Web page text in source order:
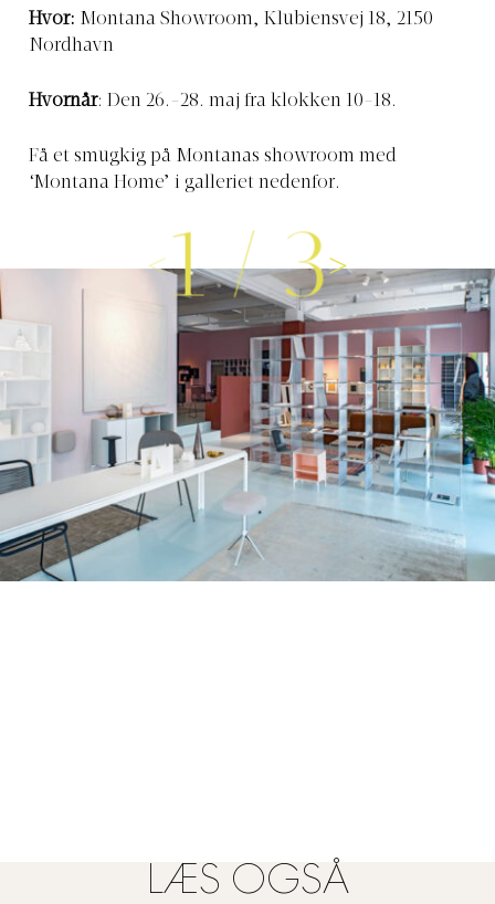
Hvor: Montana Showroom, Klubiensvej 18, 2150
Nordhavn
Hvornår: Den 26.-28. maj fra klokken 10-18.
Få et smugkig på Montanas showroom med
‘Montana Home’ i galleriet nedenfor.
1/3
LÆS OGSÅ